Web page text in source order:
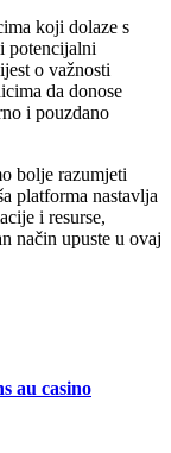
koji dolaze s
potencijalni
o važnosti
da donose
i pouzdano
bolje razumjeti
platforma nastavlja
i resurse,
način upuste u ovaj
au casino